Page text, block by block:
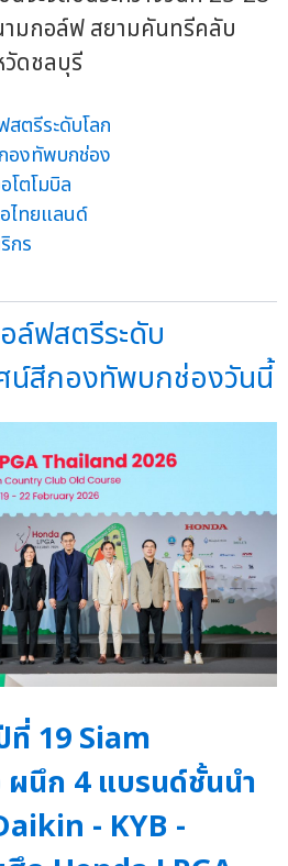
มกอล์ฟ สยามคันทรีคลับ
ดชลบุรี
ตรีระดับโลก
องทัพบกช่อง
โตโมบิล
ไทยแลนด์
กร
ล์ฟสตรีระดับ
น์สีกองทัพบกช่องวันนี้
ที่ 19 Siam
นึก 4 แบรนด์ชั้นนำ
- KYB -